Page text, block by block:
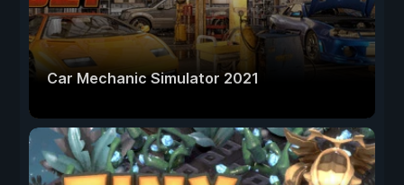
Car Mechanic Simulator 2021